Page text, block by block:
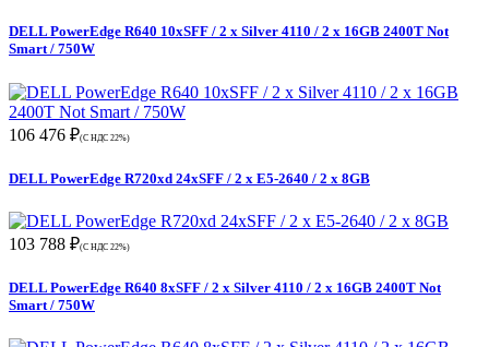
DELL PowerEdge R640 10xSFF / 2 x Silver 4110 / 2 x 16GB 2400T Not
Smart / 750W
106 476 ₽(С НДС 22%)
DELL PowerEdge R720xd 24xSFF / 2 x E5-2640 / 2 x 8GB
103 788 ₽(С НДС 22%)
DELL PowerEdge R640 8xSFF / 2 x Silver 4110 / 2 x 16GB 2400T Not
Smart / 750W